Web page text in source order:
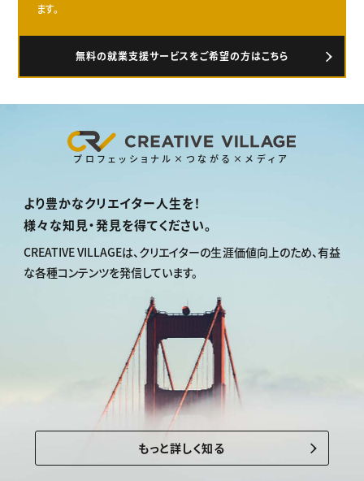
ます。
無料の就業支援サービスをご希望の方はこちら
プロフェッショナル×つながる×メディア
より豊かなクリエイター人生を！
様々な知見・発見を得てください。
CREATIVE VILLAGEは、 クリエイターの生涯価値向上のため、有益
な各種コンテンツを発信しています。
もっと詳しく知る